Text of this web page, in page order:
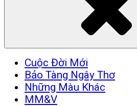
Cuộc Đời Mới
Bảo Tàng Ngây Thơ
Những Màu Khác
MM&V